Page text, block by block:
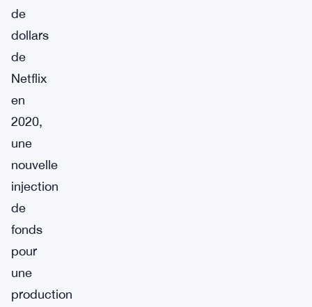
de
dollars
de
Netflix
en
2020,
une
nouvelle
injection
de
fonds
pour
une
production